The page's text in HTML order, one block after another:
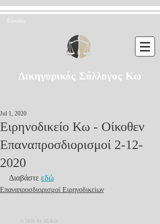
Είσοδος
Δικηγορικός Σύλλογος Κω
Ειρηνοδικείο Κω - Οίκοθεν
Επαναπροσδιορισμοί 2-12-
2020
Jul 1, 2020
Διαβάστε εδώ
Επαναπροσδιορισμοί Ειρηνοδικείων
© 2026 by ΔΣΚΩ